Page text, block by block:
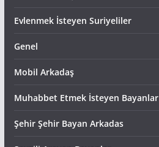
Evlenmek İsteyen Suriyeliler
Genel
Mobil Arkadaş
Muhabbet Etmek İsteyen Bayanlar
Şehir Şehir Bayan Arkadas